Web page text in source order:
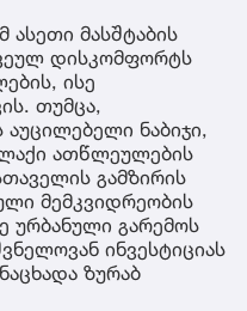
ასეთი მასშტაბის
დისკომფორტს
ისე
თუმცა,
ნაბიჯი,
ათწლეულების
გამზირის
მემკვიდრეობის
ურბანული გარემოს
ინვესტიციას
ზურაბ